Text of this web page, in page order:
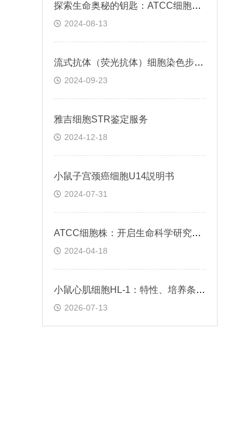
探索生命奥秘的钥匙：ATCC细胞株的科学之旅
2024-08-13
流式抗体（荧光抗体）细胞染色步骤与注意事项
2024-09-23
雅吉细胞STR鉴定服务
2024-12-18
小鼠子宫颈癌细胞U14説明书
2024-07-31
ATCC细胞株：开启生命科学研究的钥匙
2024-04-18
小鼠心肌细胞HL-1：特性、培养条件与科研应用场景解析
2026-07-13